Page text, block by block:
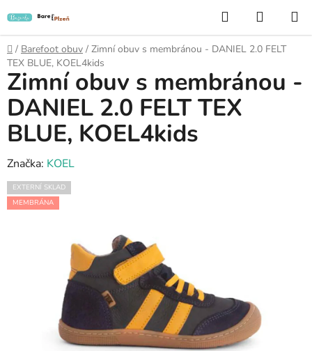
na
obsah
Hledat
KOŠÍK
Domů
/ Barefoot obuv / Zimní obuv s membránou - DANIEL 2.0 FELT
TEX BLUE, KOEL4kids
Zimní obuv s membránou -
DANIEL 2.0 FELT TEX
BLUE, KOEL4kids
Značka: KOEL
EXTERNÍ SKLAD
MEMBRÁNA